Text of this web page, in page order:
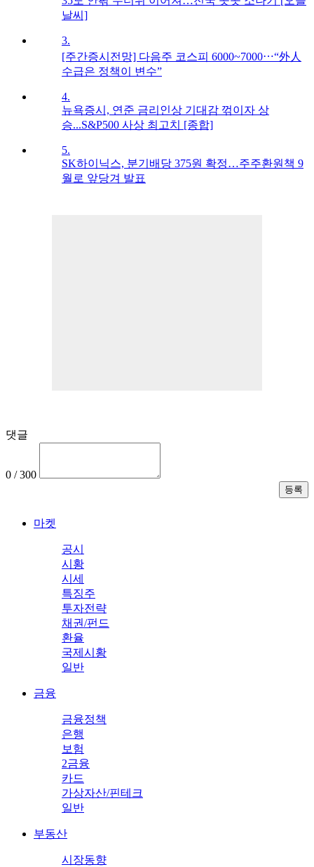
날씨]
3.
[주간증시전망] 다음주 코스피 6000~7000⋯“外人
수급은 정책이 변수”
4.
뉴욕증시, 연준 금리인상 기대감 꺾이자 상
승...S&P500 사상 최고치 [종합]
5.
SK하이닉스, 분기배당 375원 확정…주주환원책 9
월로 앞당겨 발표
댓글
0 / 300
마켓
공시
시황
시세
특징주
투자전략
채권/펀드
환율
국제시황
일반
금융
금융정책
은행
보험
2금융
카드
가상자산/핀테크
일반
부동산
시장동향